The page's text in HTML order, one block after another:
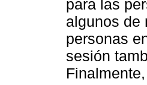
para las
algunos de
personas
sesión